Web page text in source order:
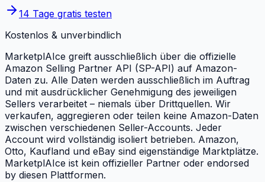
14 Tage gratis testen
Kostenlos & unverbindlich
MarketplAIce greift ausschließlich über die offizielle
Amazon Selling Partner API (SP-API) auf Amazon-
Daten zu. Alle Daten werden ausschließlich im Auftrag
und mit ausdrücklicher Genehmigung des jeweiligen
Sellers verarbeitet – niemals über Drittquellen. Wir
verkaufen, aggregieren oder teilen keine Amazon-Daten
zwischen verschiedenen Seller-Accounts. Jeder
Account wird vollständig isoliert betrieben. Amazon,
Otto, Kaufland und eBay sind eigenständige Marktplätze.
MarketplAIce ist kein offizieller Partner oder endorsed
by diesen Plattformen.